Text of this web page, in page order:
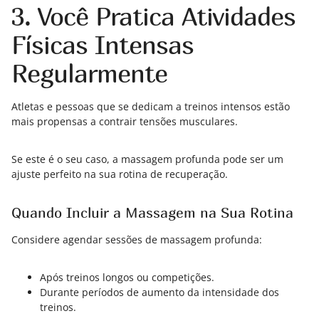
3. Você Pratica Atividades
Físicas Intensas
Regularmente
Atletas e pessoas que se dedicam a treinos intensos estão
mais propensas a contrair tensões musculares.
Se este é o seu caso, a massagem profunda pode ser um
ajuste perfeito na sua rotina de recuperação.
Quando Incluir a Massagem na Sua Rotina
Considere agendar sessões de massagem profunda:
Após treinos longos ou competições.
Durante períodos de aumento da intensidade dos
treinos.